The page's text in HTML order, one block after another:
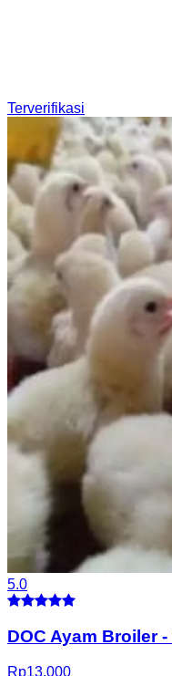
Terverifikasi
5.0
DOC Ayam Broiler-
Rp13.000